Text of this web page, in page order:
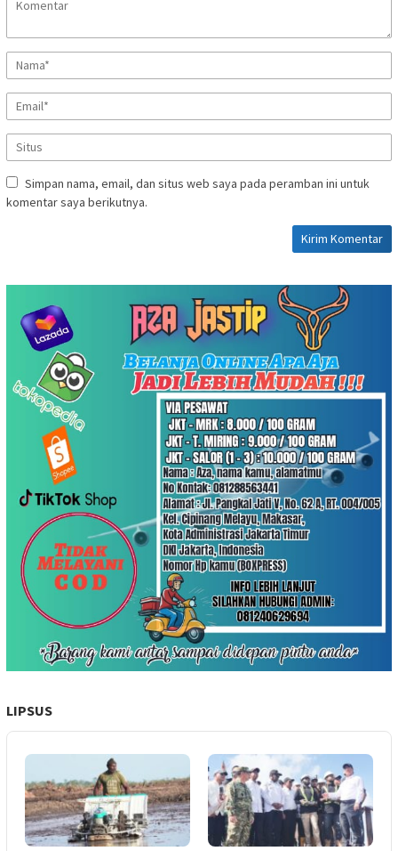
Simpan nama, email, dan situs web saya pada peramban ini untuk
komentar saya berikutnya.
LIPSUS